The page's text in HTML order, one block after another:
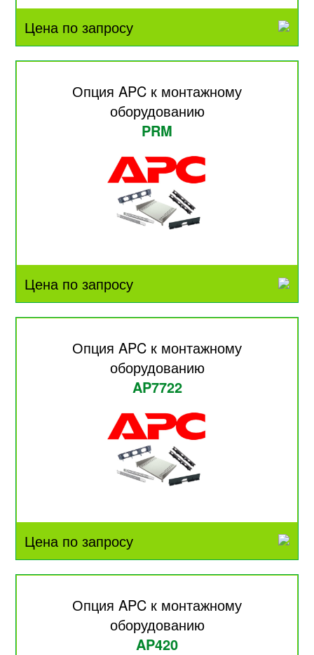
Цена по запросу
Опция APC к монтажному
оборудованию
PRM
Цена по запросу
Опция APC к монтажному
оборудованию
AP7722
Цена по запросу
Опция APC к монтажному
оборудованию
AP420